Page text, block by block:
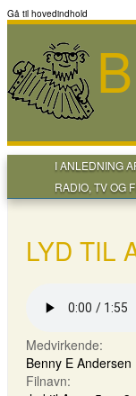
Gå til hovedindhold
I ANLEDNING
RADIO, TV OG
LYD TIL
Medvirkende:
Benny E Andersen
Filnavn: